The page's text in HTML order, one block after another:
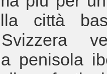
città
penisola